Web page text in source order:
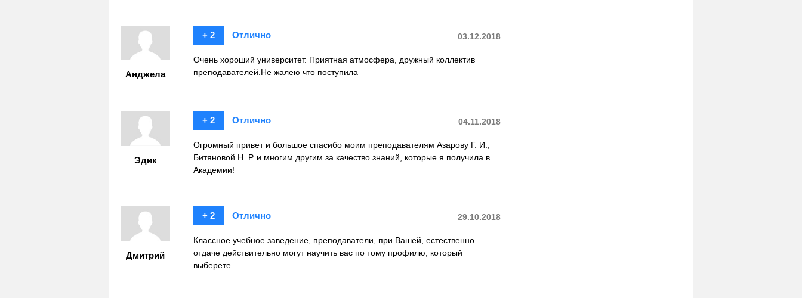
Анджела
+ 2 Отлично 03.12.2018
Очень хороший университет. Приятная атмосфера, дружный коллектив
преподавателей.Не жалею что поступила
Эдик
+ 2 Отлично 04.11.2018
Огромный привет и большое спасибо моим преподавателям Азарову Г. И.,
Битяновой Н. Р. и многим другим за качество знаний, которые я получила в
Академии!
Дмитрий
+ 2 Отлично 29.10.2018
Классное учебное заведение, преподаватели, при Вашей, естественно
отдаче действительно могут научить вас по тому профилю, который
выберете.